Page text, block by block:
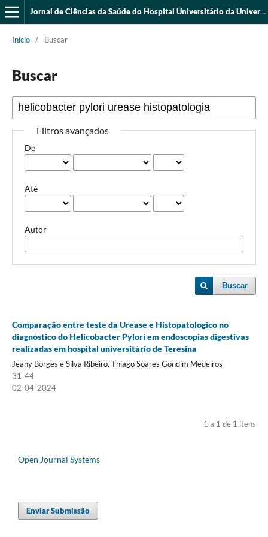
Jornal de Ciências da Saúde do Hospital Universitário da Universidade Federal do Piauí
Início / Buscar
Buscar
Filtros avançados
De
Até
Autor
Buscar
Comparação entre teste da Urease e Histopatologico no
diagnóstico do Helicobacter Pylori em endoscopias digestivas
realizadas em hospital universitário de Teresina
Jeany Borges e Silva Ribeiro, Thiago Soares Gondim Medeiros
31-44
02-04-2024
1 a 1 de 1 itens
Open Journal Systems
Enviar Submissão